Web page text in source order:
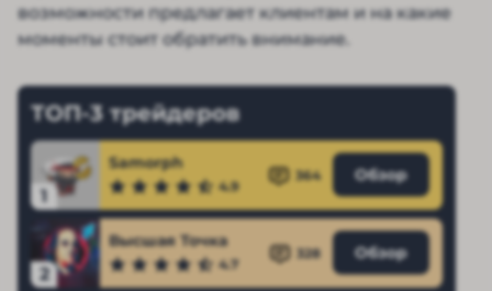
возможности предлагает клиентам и на какие
моменты стоит обратить внимание.
ТОП-3 трейдеров
1
Samorph
4.9
364 Обзор
2
Высшая Точка
4.7
328 Обзор